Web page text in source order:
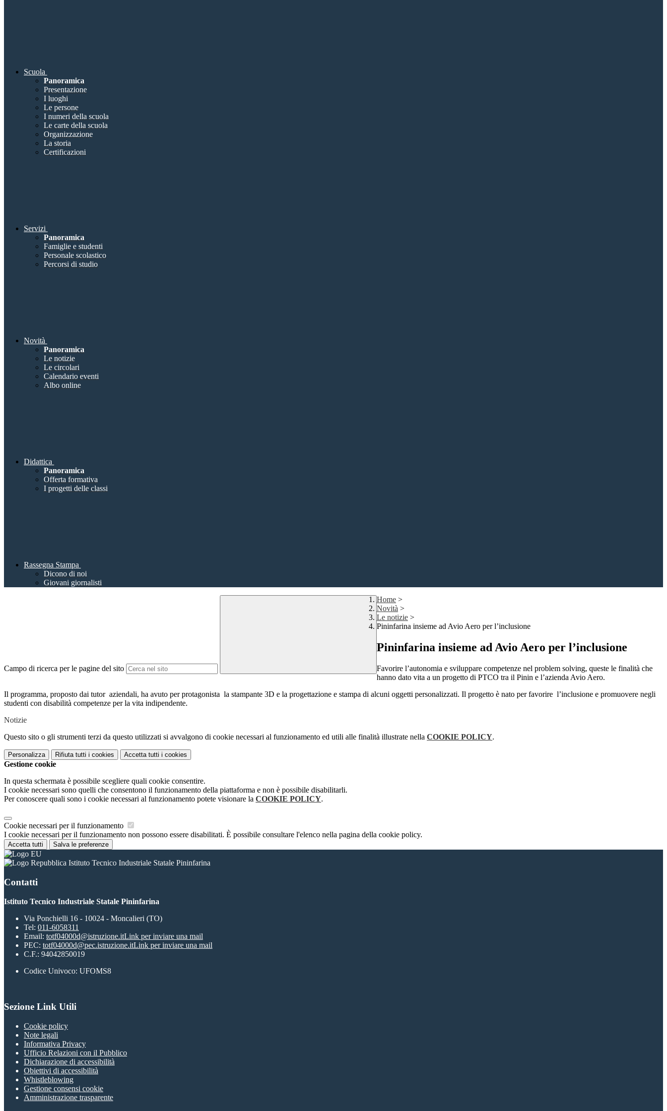
Scuola
Panoramica
Presentazione
I luoghi
Le persone
I numeri della scuola
Le carte della scuola
Organizzazione
La storia
Certificazioni
Servizi
Panoramica
Famiglie e studenti
Personale scolastico
Percorsi di studio
Novità
Panoramica
Le notizie
Le circolari
Calendario eventi
Albo online
Didattica
Panoramica
Offerta formativa
I progetti delle classi
Rassegna Stampa
Dicono di noi
Giovani giornalisti
Campo di ricerca per le pagine del sito
Home >
Novità >
Le notizie >
Pininfarina insieme ad Avio Aero per l’inclusione
Pininfarina insieme ad Avio Aero per l’inclusione
Favorire l’autonomia e sviluppare competenze nel problem solving, queste le finalità che
hanno dato vita a un progetto di PTCO tra il Pinin e l’azienda Avio Aero.
Il programma, proposto dai tutor aziendali, ha avuto per protagonista la stampante 3D e la progettazione e stampa di alcuni oggetti personalizzati. Il progetto è nato per favorire l’inclusione e promuovere negli
studenti con disabilità competenze per la vita indipendente.
Notizie
Questo sito o gli strumenti terzi da questo utilizzati si avvalgono di cookie necessari al funzionamento ed utili alle finalità illustrate nella COOKIE POLICY.
Personalizza Rifiuta tutti i cookies Accetta tutti i cookies
Gestione cookie
In questa schermata è possibile scegliere quali cookie consentire.
I cookie necessari sono quelli che consentono il funzionamento della piattaforma e non è possibile disabilitarli.
Per conoscere quali sono i cookie necessari al funzionamento potete visionare la COOKIE POLICY.
Cookie necessari per il funzionamento
I cookie necessari per il funzionamento non possono essere disabilitati. È possibile consultare l'elenco nella pagina della cookie policy.
Accetta tutti Salva le preferenze
Istituto Tecnico Industriale Statale Pininfarina
Contatti
Istituto Tecnico Industriale Statale Pininfarina
Via Ponchielli 16 - 10024 - Moncalieri (TO)
Tel: 011-6058311
Email: totf04000d@istruzione.itLink per inviare una mail
PEC: totf04000d@pec.istruzione.itLink per inviare una mail
C.F.: 94042850019
Codice Univoco: UFOMS8
Sezione Link Utili
Cookie policy
Note legali
Informativa Privacy
Ufficio Relazioni con il Pubblico
Dichiarazione di accessibilità
Obiettivi di accessibilità
Whistleblowing
Gestione consensi cookie
Amministrazione trasparente